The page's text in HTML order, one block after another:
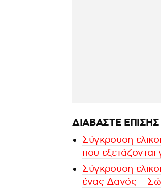
ΔΙΑΒΑΣΤΕ ΕΠΙΣΗΣ
Σύγκρουση
που εξετάζονται
Σύγκρουση
ένας Δανός –